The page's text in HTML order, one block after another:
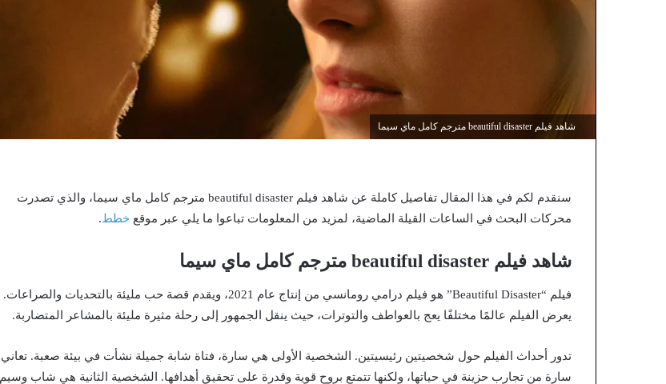
شاهد فيلم beautiful disaster مترجم كامل ماي سيما
سنقدم لكم في هذا المقال تفاصيل كاملة عن شاهد فيلم beautiful disaster مترجم كامل ماي سيما، والذي تصدرت
محركات البحث في الساعات القيلة الماضية، لمزيد من المعلومات تباعوا ما يلي عبر موقع خطط.
شاهد فيلم beautiful disaster مترجم كامل ماي سيما
فيلم “Beautiful Disaster” هو فيلم درامي رومانسي من إنتاج عام 2021، ويقدم قصة حب مليئة بالتحديات والصراعات.
يعرض الفيلم عالمًا مختلفًا يعج بالعواطف والتوترات، حيث ينقل الجمهور إلى رحلة مثيرة مليئة بالمشاعر المتضاربة.
تدور أحداث الفيلم حول شخصيتين رئيسيتين. الشخصية الأولى هي سارة، فتاة شابة جميلة نشأت في بيئة صعبة. تعاني
سارة من تجارب حزينة في حياتها، ولكنها تتمتع بروح قوية وقدرة على تحقيق أهدافها. الشخصية الثانية هي شاب وسيم